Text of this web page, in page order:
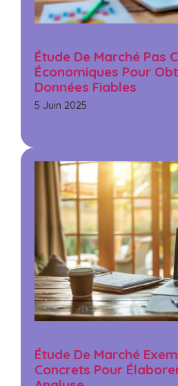
Étude De Marché Pas
Économiques Pour
Données Fiables
5 Juin 2025
Étude De Marché
Concrets Pour